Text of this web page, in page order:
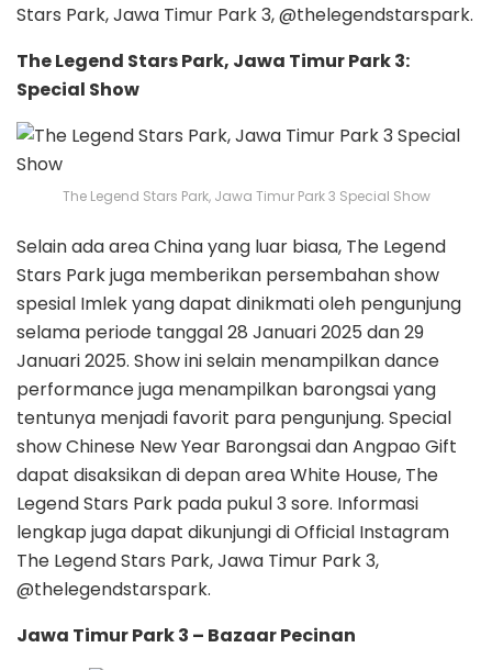
Stars Park, Jawa Timur Park 3, @thelegendstarspark.
The Legend Stars Park, Jawa Timur Park 3:
Special Show
The Legend Stars Park, Jawa Timur Park 3 Special Show
Selain ada area China yang luar biasa, The Legend
Stars Park juga memberikan persembahan show
spesial Imlek yang dapat dinikmati oleh pengunjung
selama periode tanggal 28 Januari 2025 dan 29
Januari 2025. Show ini selain menampilkan dance
performance juga menampilkan barongsai yang
tentunya menjadi favorit para pengunjung. Special
show Chinese New Year Barongsai dan Angpao Gift
dapat disaksikan di depan area White House, The
Legend Stars Park pada pukul 3 sore. Informasi
lengkap juga dapat dikunjungi di Official Instagram
The Legend Stars Park, Jawa Timur Park 3,
@thelegendstarspark.
Jawa Timur Park 3 – Bazaar Pecinan